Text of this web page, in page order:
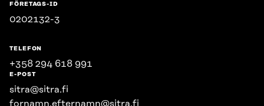
FÖRETAGS-ID
0202132-3
TELEFON
+358 294 618 991
E-POST
sitra@sitra.fi
fornamn.efternamn@sitra.fi